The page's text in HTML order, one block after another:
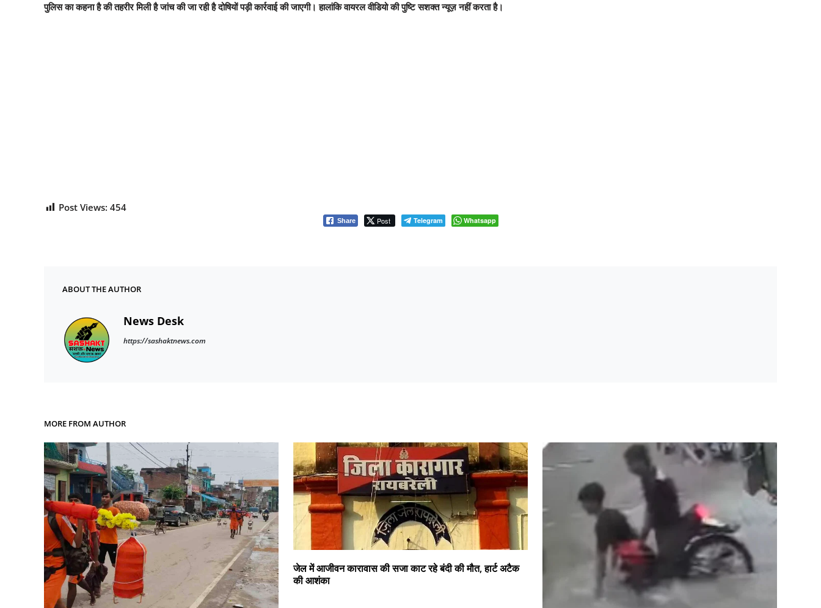
पुलिस का कहना है की तहरीर मिली है जांच की जा रही है दोषियों पड़ी कार्रवाई की जाएगी। हालांकि वायरल वीडियो की पुष्टि सशक्त न्यूज़ नहीं करता है।
Post Views: 454
Share Post Telegram Whatsapp
ABOUT THE AUTHOR
News Desk
https://sashaktnews.com
MORE FROM AUTHOR
जेल में आजीवन कारावास की सजा काट रहे बंदी की मौत, हार्ट अटैक
की आशंका